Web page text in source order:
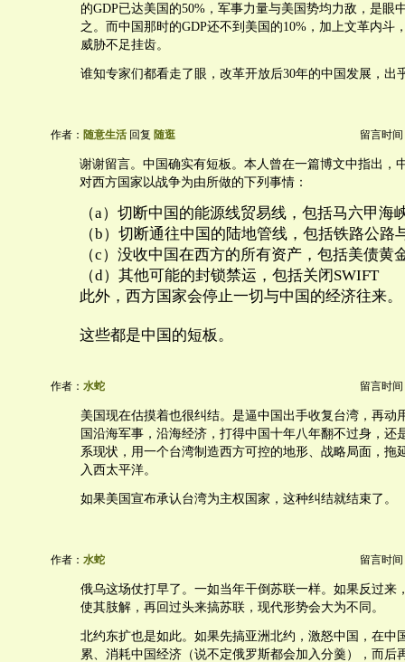
的GDP已达美国的50%，军事力量与美国势均力敌，是眼
之。而中国那时的GDP还不到美国的10%，加上文革内斗
威胁不足挂齿。
谁知专家们都看走了眼，改革开放后30年的中国发展，出
作者： 随意生活 回复 随逛 留言时间
谢谢留言。中国确实有短板。本人曾在一篇博文中指出，
对西方国家以战争为由所做的下列事情：
（a）切断中国的能源线贸易线，包括马六甲海
（b）切断通往中国的陆地管线，包括铁路公路
（c）没收中国在西方的所有资产，包括美债黄
（d）其他可能的封锁禁运，包括关闭SWIFT
此外，西方国家会停止一切与中国的经济往来。
这些都是中国的短板。
作者： 水蛇 留言时间
美国现在估摸着也很纠结。是逼中国出手收复台湾，再动
国沿海军事，沿海经济，打得中国十年八年翻不过身，还
系现状，用一个台湾制造西方可控的地形、战略局面，拖
入西太平洋。
如果美国宣布承认台湾为主权国家，这种纠结就结束了。
作者： 水蛇 留言时间
俄乌这场仗打早了。一如当年干倒苏联一样。如果反过来
使其肢解，再回过头来搞苏联，现代形势会大为不同。
北约东扩也是如此。如果先搞亚洲北约，激怒中国，在中
累、消耗中国经济（说不定俄罗斯都会加入分羹），而后